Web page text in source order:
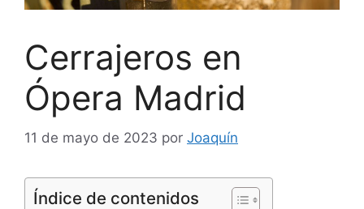
Cerrajeros en
Ópera Madrid
11 de mayo de 2023 por Joaquín
Índice de contenidos